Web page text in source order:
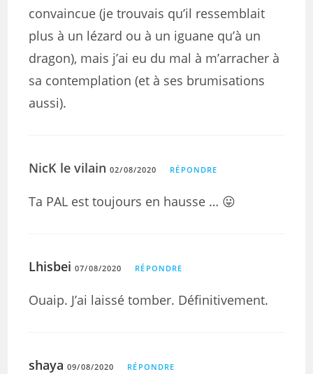
convaincue (je trouvais qu’il ressemblait
plus à un lézard ou à un iguane qu’à un
dragon), mais j’ai eu du mal à m’arracher à
sa contemplation (et à ses brumisations
aussi).
NicK le vilain02/08/2020 RÉPONDRE
Ta PAL est toujours en hausse … 😛
Lhisbei 07/08/2020 RÉPONDRE
Ouaip. J’ai laissé tomber. Définitivement.
shaya 09/08/2020 RÉPONDRE